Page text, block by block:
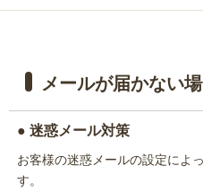
メールが届かない
● 迷惑メール対策
お客様の迷惑メールの設定によ
す。